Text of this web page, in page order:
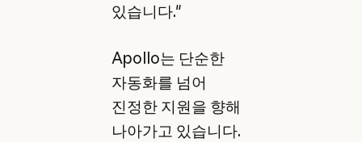
있습니다."
Apollo는 단순한
자동화를 넘어
진정한 지원을 향해
나아가고 있습니다.